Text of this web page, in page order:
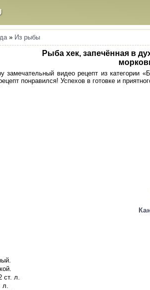
» Из рыбы
Рыба хек, запечённая в
замечательный видео рецепт из
понравился! Успехов в готовке и
ст. л.
л.